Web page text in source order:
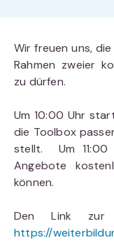
Wir freuen uns,
Rahmen zweier
zu dürfen.
Um 10:00 Uhr
die Toolbox
stellt. Um 11:00
Angebote
können.
Den Link zur
https://